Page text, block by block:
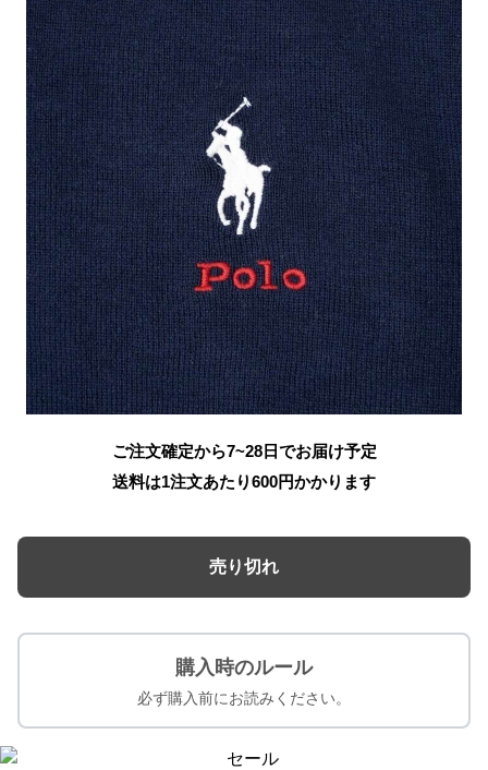
ご注文確定から7~28日でお届け予定
送料は1注文あたり600円かかります
売り切れ
購入時のルール
必ず購入前にお読みください。